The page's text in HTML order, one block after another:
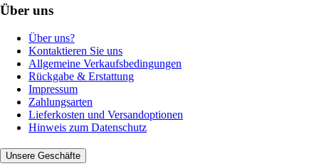
Über uns
Über uns?
Kontaktieren Sie uns
Allgemeine Verkaufsbedingungen
Rückgabe & Erstattung
Impressum
Zahlungsarten
Lieferkosten und Versandoptionen
Hinweis zum Datenschutz
Unsere Geschäfte